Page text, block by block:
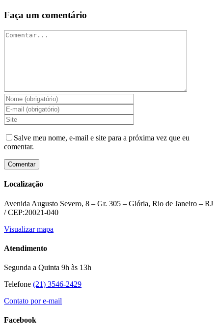
Faça um comentário
Comentar
Salve meu nome, e-mail e site para a próxima vez que eu
comentar.
Localização
Avenida Augusto Severo, 8 – Gr. 305 – Glória, Rio de Janeiro – RJ
/ CEP:20021-040
Visualizar mapa
Atendimento
Segunda a Quinta 9h às 13h
Telefone (21) 3546-2429
Contato por e-mail
Facebook